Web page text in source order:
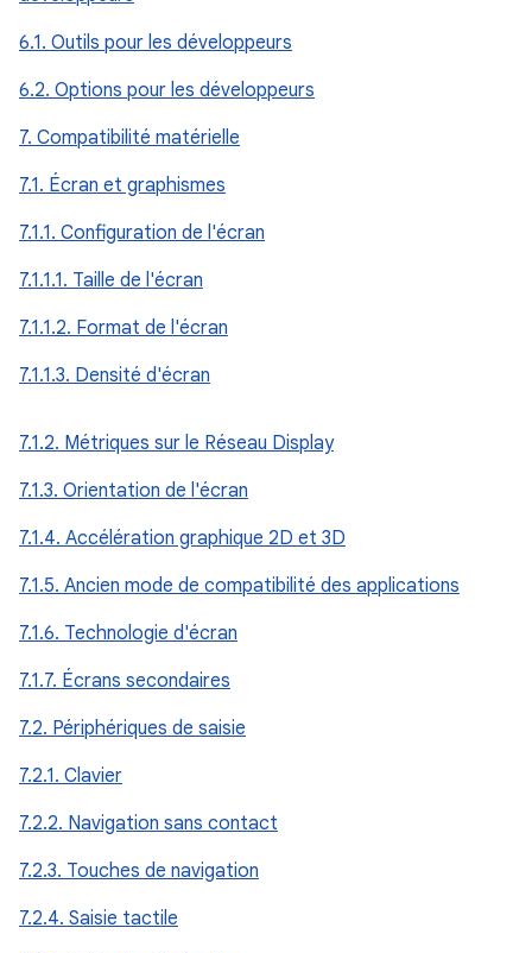
6.1. Outils pour les développeurs
6.2. Options pour les développeurs
7. Compatibilité matérielle
7.1. Écran et graphismes
7.1.1. Configuration de l'écran
7.1.1.1. Taille de l'écran
7.1.1.2. Format de l'écran
7.1.1.3. Densité d'écran
7.1.2. Métriques sur le Réseau Display
7.1.3. Orientation de l'écran
7.1.4. Accélération graphique 2D et 3D
7.1.5. Ancien mode de compatibilité des applications
7.1.6. Technologie d'écran
7.1.7. Écrans secondaires
7.2. Périphériques de saisie
7.2.1. Clavier
7.2.2. Navigation sans contact
7.2.3. Touches de navigation
7.2.4. Saisie tactile